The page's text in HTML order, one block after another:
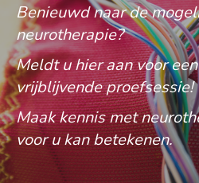
Benieuwd naar de
neurotherapie?
Meldt u hier aan voor
vrijblijvende proefsessie!
Maak kennis met
voor u kan betekenen.